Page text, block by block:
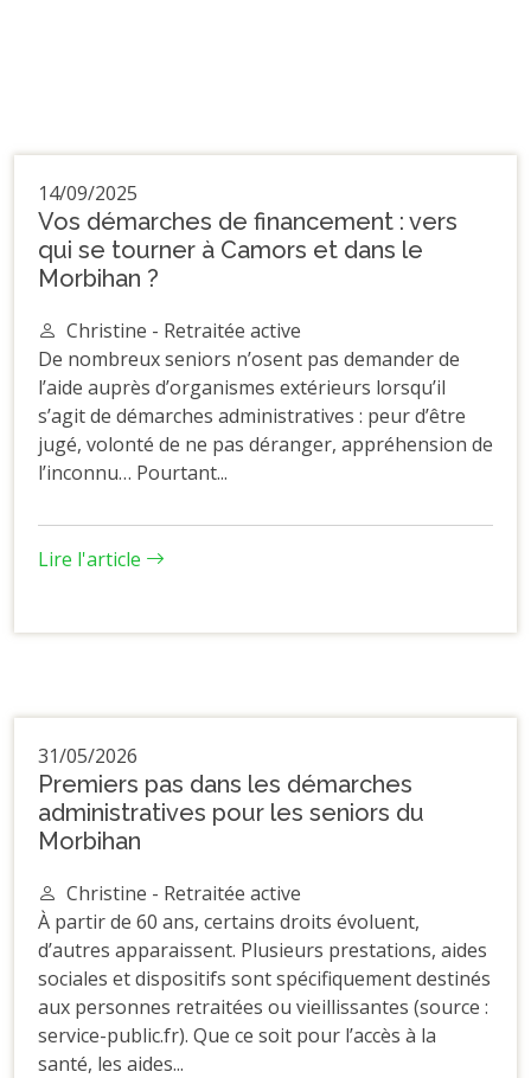
14/09/2025
Vos démarches de financement : vers
qui se tourner à Camors et dans le
Morbihan ?
Christine - Retraitée active
De nombreux seniors n’osent pas demander de
l’aide auprès d’organismes extérieurs lorsqu’il
s’agit de démarches administratives : peur d’être
jugé, volonté de ne pas déranger, appréhension de
l’inconnu… Pourtant...
Lire l'article
31/05/2026
Premiers pas dans les démarches
administratives pour les seniors du
Morbihan
Christine - Retraitée active
À partir de 60 ans, certains droits évoluent,
d’autres apparaissent. Plusieurs prestations, aides
sociales et dispositifs sont spécifiquement destinés
aux personnes retraitées ou vieillissantes (source :
service-public.fr). Que ce soit pour l’accès à la
santé, les aides...